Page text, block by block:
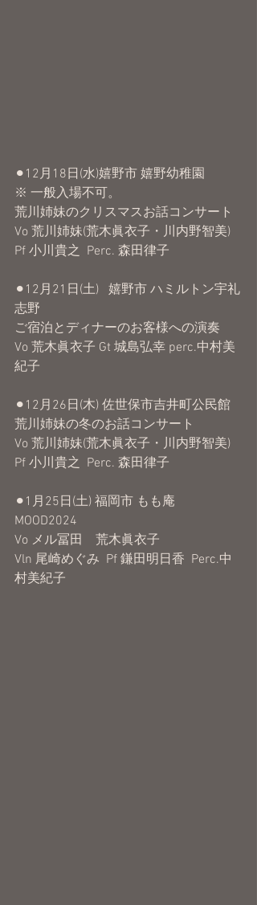
⚫︎12月18日(水)嬉野市 嬉野幼稚園
※ 一般入場不可。
荒川姉妹のクリスマスお話コンサート
Vo 荒川姉妹(荒木眞衣子・川内野智美)
Pf 小川貴之  Perc. 森田律子
⚫︎12月21日(土)   嬉野市 ハミルトン宇礼
志野
ご宿泊とディナーのお客様への演奏
Vo 荒木眞衣子 Gt 城島弘幸 perc.中村美
紀子
⚫︎12月26日(木) 佐世保市吉井町公民館
荒川姉妹の冬のお話コンサート
Vo 荒川姉妹(荒木眞衣子・川内野智美)
Pf 小川貴之  Perc. 森田律子
⚫︎1月25日(土) 福岡市 もも庵
MOOD2024
Vo メル冨田　荒木眞衣子
Vln 尾崎めぐみ  Pf 鎌田明日香  Perc.中
村美紀子